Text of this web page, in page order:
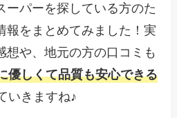
ーパーを探している方のた
報をまとめてみました！実
想や、地元の方の口コミも
優しくて品質も安心できる
いきますね♪